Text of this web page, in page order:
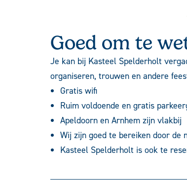
Goed om te
Je kan bij Kasteel Spelderholt
organiseren, trouwen en andere
Gratis wifi
Ruim voldoende en gratis
Apeldoorn en Arnhem zijn vlakbij
Wij zijn goed te bereiken door de
Kasteel Spelderholt is ook te